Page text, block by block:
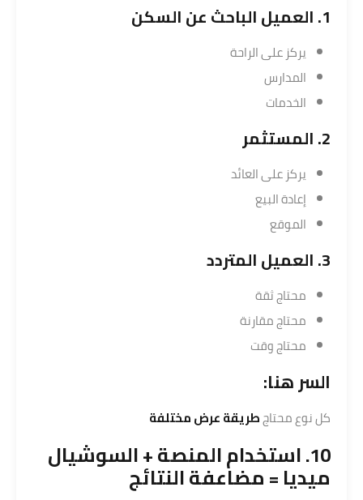
1. العميل الباحث عن السكن
يركز على الراحة
المدارس
الخدمات
2. المستثمر
يركز على العائد
إعادة البيع
الموقع
3. العميل المتردد
محتاج ثقة
محتاج مقارنة
محتاج وقت
السر هنا:
كل نوع محتاجطريقة عرض مختلفة
10. استخدام المنصة + السوشيال
ميديا = مضاعفة النتائج